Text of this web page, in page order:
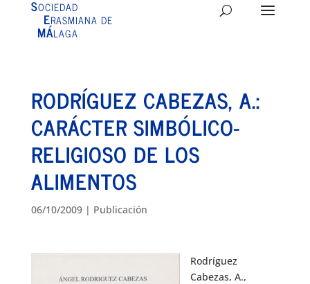
SOCIEDAD
ERASMIANA DE
MÁLAGA
RODRÍGUEZ CABEZAS, A.:
CARÁCTER SIMBÓLICO-
RELIGIOSO DE LOS
ALIMENTOS
06/10/2009| Publicación
Rodríguez
Cabezas, A.,